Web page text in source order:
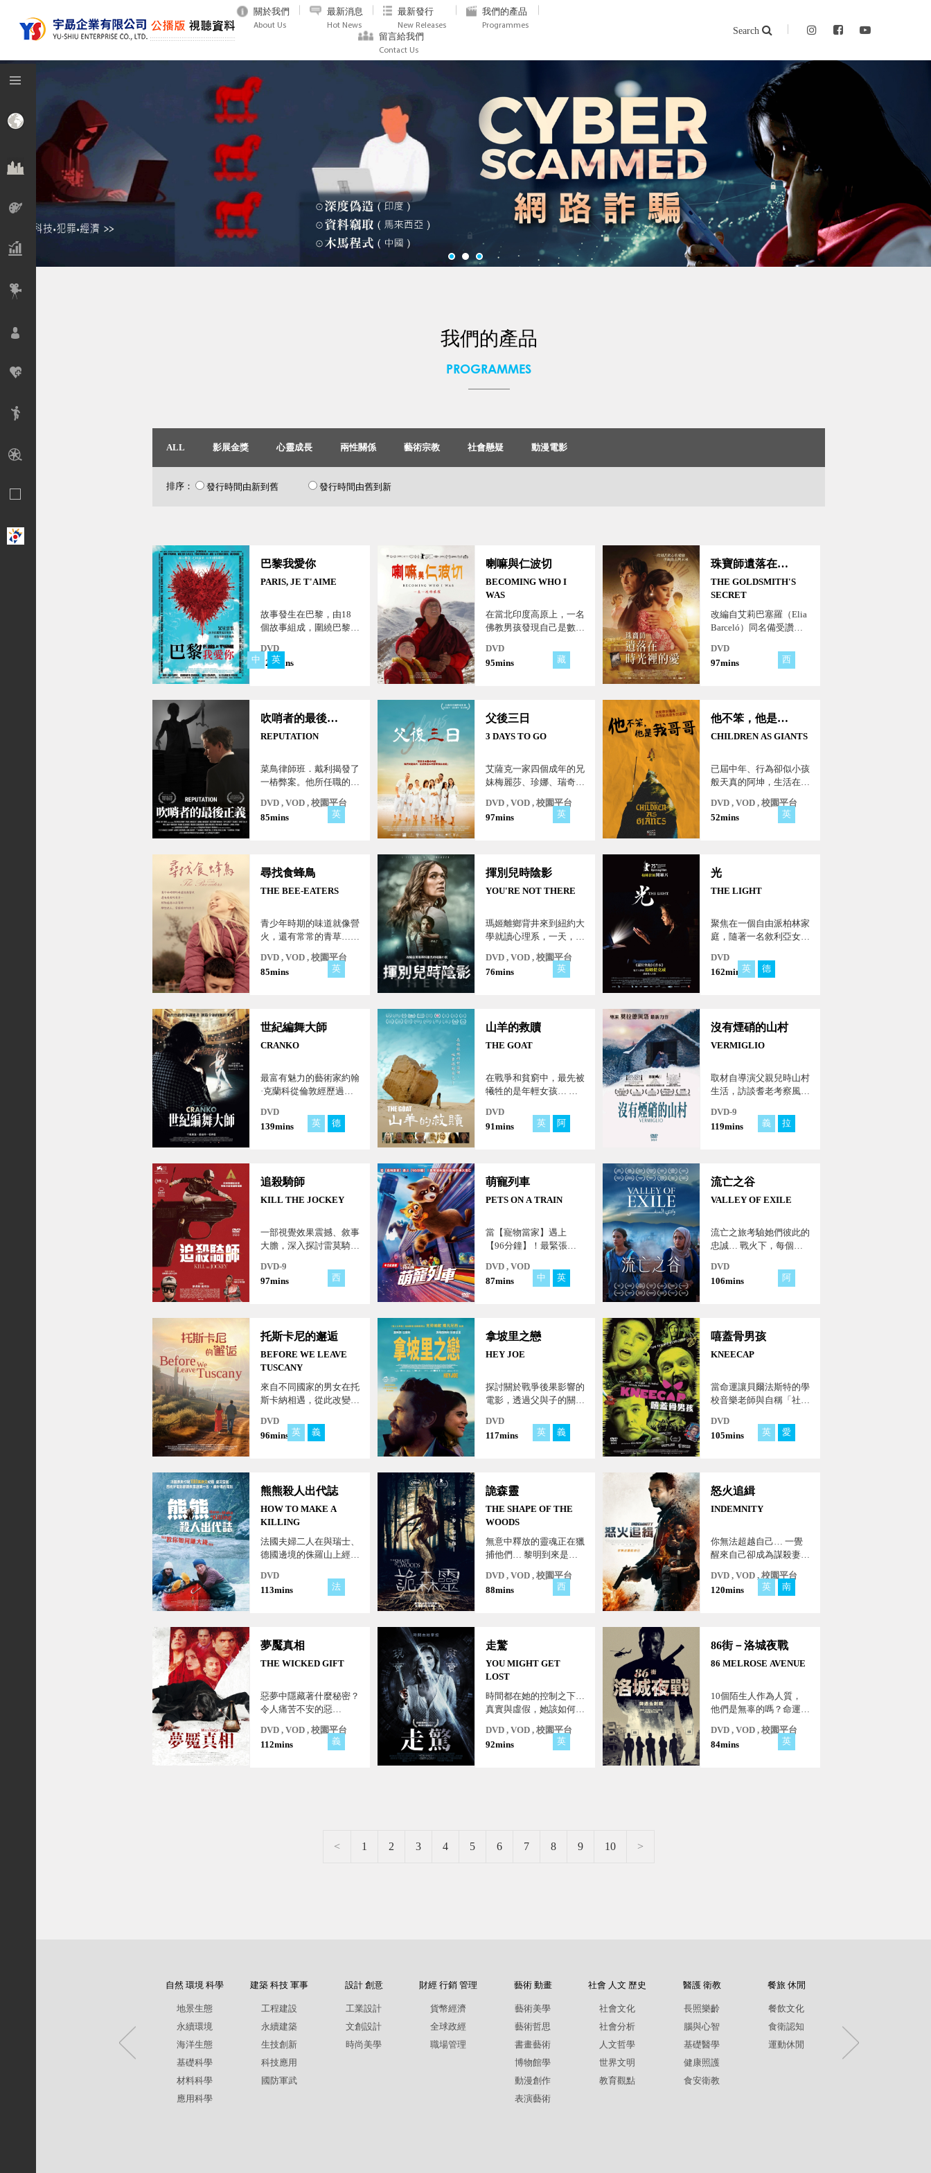
關於我們
About Us
最新消息
Hot News
最新發行
New Releases
我們的產品
Programmes
留言給我們
Contact Us
Search
我們的產品
PROGRAMMES
ALL 影展金獎 心靈成長 兩性關係 藝術宗教 社會懸疑 動漫電影
排序： 發行時間由新到舊 發行時間由舊到新
巴黎我愛你
PARIS, JE T'AIME
故事發生在巴黎，由18
個故事組成，圍繞巴黎
情、友情，以及人性。
DVD
120mins
中 英 法
喇嘛與仁波切
BECOMING WHO I
WAS
在當北印度高原上，一名
佛教男孩發現自己是數百
後，他的老師帶著他踏上
一段尋找前世的旅程，重
DVD
95mins
藏
珠寶師遺落在時光裡的愛
THE GOLDSMITH'S
SECRET
改編自艾莉巴塞羅（Elia
Barceló）同名備受讚譽
神與情感。這部作品捕捉
到的遠不止史詩般的愛
學評論「愛是用心衡量的
空間和時間。」對本片完
DVD
97mins
西
吹哨者的最後正義
REPUTATION
菜鳥律師班．戴利揭發了
一樁弊案。他所任職的法
嫌侵占客戶遺產。凱勒買
通證人凱洛琳在法庭上作
索雇主的人...。
DVD , VOD , 校園平台
85mins
英
父後三日
3 DAYS TO GO
艾薩克一家四個成年的兄
妹梅麗莎、珍娜、瑞奇和
自的人生課題。
DVD , VOD , 校園平台
97mins
英
他不笨，他是我哥哥
CHILDREN AS GIANTS
已屆中年、行為卻似小孩
般天真的阿坤，生活在自
士、他要成為亞瑟王！他
的弟弟狄克蘭，走不出喪
DVD , VOD , 校園平台
52mins
英
尋找食蜂鳥
THE BEE-EATERS
青少年時期的味道就像營
火，還有常常的青草…
人、寧靜美好的日子...
DVD , VOD , 校園平台
85mins
英
揮別兒時陰影
YOU'RE NOT THERE
瑪姬離鄉背井來到紐約大
學就讀心理系，一天，貝
病藥物、自殘和暴力行為
增加的患者發表高見，吸
DVD , VOD , 校園平台
76mins
英
光
THE LIGHT
聚焦在一個自由派柏林家
庭，隨著一名敘利亞女管
會所面臨的問題時面臨分
崩離析。這個家庭要如何
DVD
162mins英 德
世紀編舞大師
CRANKO
最富有魅力的藝術家約翰
·克蘭科從倫敦經歷過多
的新藝術流行明星：斯圖
加特芭蕾舞總監、世紀編
DVD
139mins
英 德
山羊的救贖
THE GOAT
在戰爭和貧窮中，最先被
犧牲的是年輕女孩… 在
救自己…
DVD
91mins
英 阿
沒有煙硝的山村
VERMIGLIO
取材自導演父親兒時山村
生活，訪談耆老考察風
鏡頭下，以維梅爾油畫般
充滿細節的影像，為家族
DVD-9
119mins
義 拉
追殺騎師
KILL THE JOCKEY
一部視覺效果震撼、敘事
大膽，深入探討雷莫騎師
DVD-9
97mins
西
萌寵列車
PETS ON A TRAIN
當【寵物當家】遇上
【96分鐘】！最緊張刺
夫浣熊＋終極警犬＋小小
喵＝最刺激的火車之旅，
DVD , VOD
87mins
中 英
流亡之谷
VALLEY OF EXILE
流亡之旅考驗她們彼此的
忠誠… 戰火下，每個選
DVD
106mins
阿
托斯卡尼的邂逅
BEFORE WE LEAVE
TUSCANY
來自不同國家的男女在托
斯卡納相遇，從此改變了
是面對真實自我的完美世
外桃源！
DVD
96mins 英 義
拿坡里之戀
HEY JOE
探討關於戰爭後果影響的
電影，透過父與子的關
間的歷史與情感糾葛。
DVD
117mins
英 義
嘻蓋骨男孩
KNEECAP
當命運讓貝爾法斯特的學
校音樂老師與自稱「社會
一場前所未有的嘻哈音樂
革命隨之展開。以母語愛
象徵。
DVD
105mins
英 愛
熊熊殺人出代誌
HOW TO MAKE A
KILLING
法國夫婦二人在與瑞士、
德國邊境的侏羅山上經營
路上為了閃避一隻熊時，
意外撞到了一輛汽車，導
行李袋，這筆天降鉅款，
為他們帶來許多驚險危
的鬥智鬥勇。今年必看黑
色犯罪荒謬喜劇！
DVD
113mins
法
詭森靈
THE SHAPE OF THE
WOODS
無意中釋放的靈魂正在獵
捕他們… 黎明到來是他
DVD , VOD , 校園平台
88mins
西
怒火追緝
INDEMNITY
你無法超越自己… 一覺
醒來自己卻成為謀殺妻子
DVD , VOD , 校園平台
120mins
英 南
夢魘真相
THE WICKED GIFT
惡夢中隱藏著什麼秘密？
令人痛苦不安的惡…
DVD , VOD , 校園平台
112mins
義
走驚
YOU MIGHT GET
LOST
時間都在她的控制之下…
真實與虛假，她該如何分
DVD , VOD , 校園平台
92mins
英
86街－洛城夜戰
86 MELROSE AVENUE
10個陌生人作為人質，
他們是無辜的嗎？命運將
DVD , VOD , 校園平台
84mins
英
< 1 2 3 4 5 6 7 8 9 10 >
自然 環境 科學
地景生態
永續環境
海洋生態
基礎科學
材料科學
應用科學
建築 科技 軍事
工程建設
永續建築
生技創新
科技應用
國防軍武
設計 創意
工業設計
文創設計
時尚美學
財經 行銷 管理
貨幣經濟
全球政經
職場管理
藝術 動畫
藝術美學
藝術哲思
書畫藝術
博物館學
動漫創作
表演藝術
社會 人文 歷史
社會文化
社會分析
人文哲學
世界文明
教育觀點
醫護 衛教
長照樂齡
腦與心智
基礎醫學
健康照護
食安衛教
餐旅 休閒
餐飲文化
食衛認知
運動休閒
社政人文